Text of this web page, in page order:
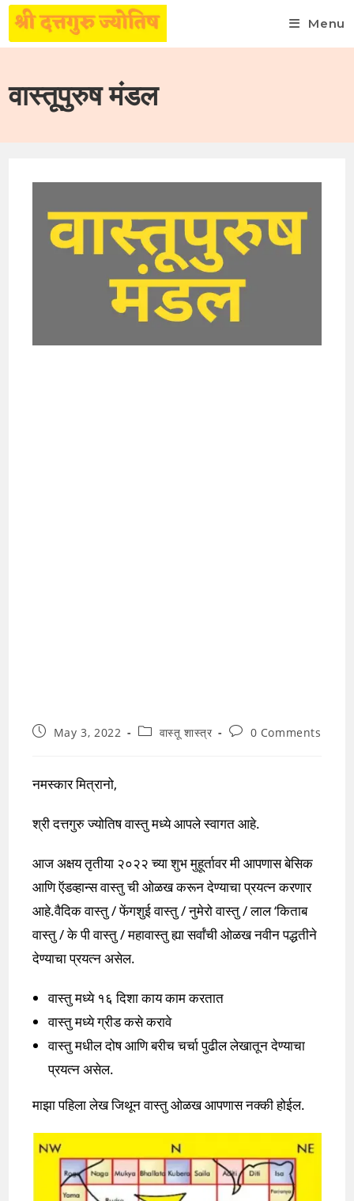
content
Menu
वास्तूपुरुष मंडल
PostMay 3, 2022
Postवास्तू शास्त्र
Post0 Comments
नमस्कार मित्रानो,
श्री दत्तगुरु ज्योतिष वास्तु मध्ये आपले स्वागत आहे.
आज अक्षय तृतीया २०२२ च्या शुभ मुहूर्तावर मी आपणास बेसिक
आणि ऍडव्हान्स वास्तु ची ओळख करून देण्याचा प्रयत्न करणार
आहे.वैदिक वास्तु / फेंगशुई वास्तु / नुमेरो वास्तु / लाल ‘किताब
वास्तु / के पी वास्तु / महावास्तु ह्या सर्वांची ओळख नवीन पद्धतीने
देण्याचा प्रयत्न असेल.
वास्तु मध्ये १६ दिशा काय काम करतात
वास्तु मध्ये ग्रीड कसे करावे
वास्तु मधील दोष आणि बरीच चर्चा पुढील लेखातून देण्याचा
प्रयत्न असेल.
माझा पहिला लेख जिथून वास्तु ओळख आपणास नक्की होईल.